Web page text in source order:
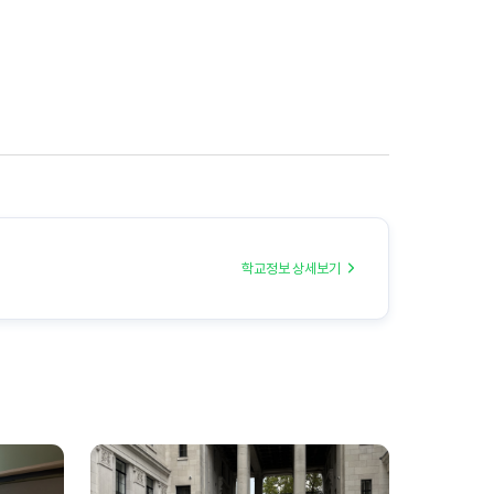
학교정보 상세보기